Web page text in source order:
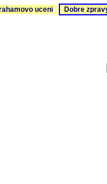
uceni Dobre